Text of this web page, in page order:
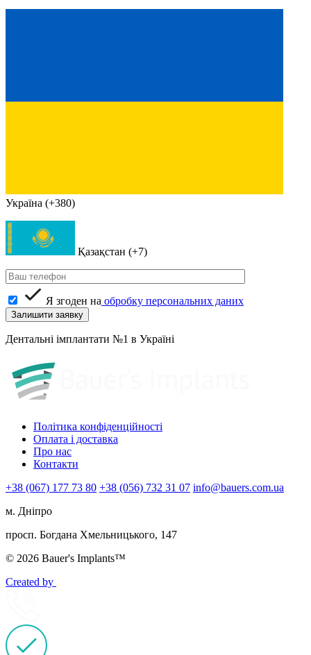
Україна (+380)
Қазақстан (+7)
Я згоден на обробку персональних даних
Дентальні імплантати №1 в Україні
Політика конфіденційності
Оплата і доставка
Про нас
Контакти
+38 (067) 177 73 80 +38 (056) 732 31 07 info@bauers.com.ua
м. Дніпро
просп. Богдана Хмельницького, 147
© 2026 Bauer's Implants™
Created by